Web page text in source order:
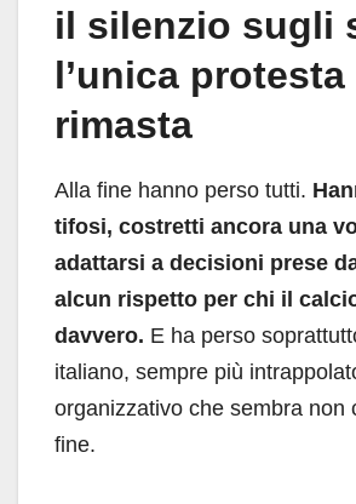
il silenzio sugli
l’unica protesta
rimasta
Alla fine hanno perso tutti.
tifosi, costretti ancora una
adattarsi a decisioni prese
alcun rispetto per chi il
davvero. E ha perso
italiano, sempre più
organizzativo che sembra non
fine.